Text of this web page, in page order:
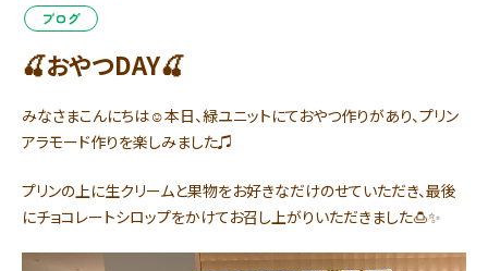
ブログ
🍒おやつDAY🍒
みなさまこんにちは☺本日、緑ユニットにておやつ作りがあり、プリン
アラモード作りを楽しみました♫
プリンの上に生クリームと果物をお好きなだけのせていただき、最後
にチョコレートシロップをかけてお召し上がりいただきました🍮✨